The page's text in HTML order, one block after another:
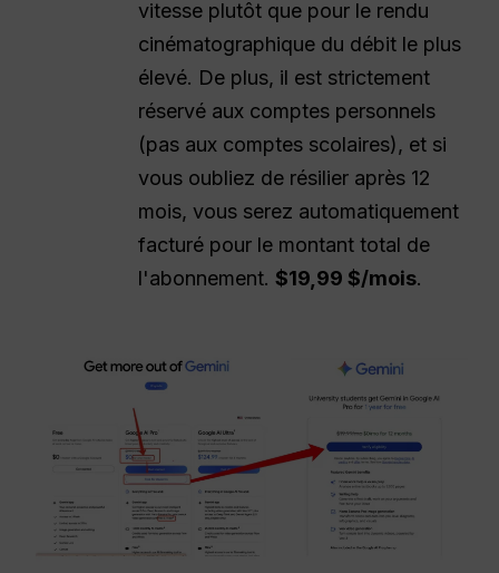
vitesse plutôt que pour le rendu
cinématographique du débit le plus
élevé. De plus, il est strictement
réservé aux comptes personnels
(pas aux comptes scolaires), et si
vous oubliez de résilier après 12
mois, vous serez automatiquement
facturé pour le montant total de
l'abonnement.$19,99 $/mois.